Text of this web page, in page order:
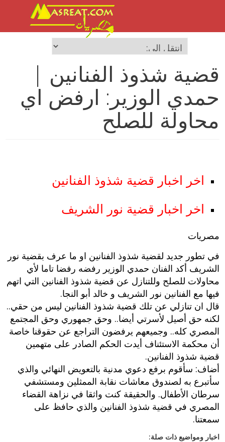
قضية شذوذ الفنانين |
حمدي الوزير: ارفض اي
محاولة للصلح
اخر اخبار قضية شذوذ الفنانين
اخر اخبار قضية نور الشريف
مصريات
في تطور جديد لقضية شذوذ الفنانين او ما عرف بقضية نور
الشريف أكد الفنان حمدي الوزير رفضه رفضا تاما لأي
محاولات للصلح وللتنازل عن قضية شذوذ الفنانين التي اتهم
فيها مع الفنانين نور الشريف و خالد أبو النجا.
قال ان تنازلي عن تلك قضية شذوذ الفنانين ليس من حقي..
لكنه حق أصيل لأسرتي أيضا.. وحق جمهوري وحق المجتمع
المصري كله.. وجميعهم يرفضون التراجع عن حقوقنا خاصة
أن محكمة الاستئناف أيدت الحكم الصادر على متهمين
قضية شذوذ الفنانين.
أضاف: سأقوم برفع دعوي مدنية بالتعويض النهائي والذي
سأتبرع به لصندوق معاشات نقابة الممثلين ومستشفي
سرطان الأطفال. والحقيقة كنت واثقا في نزاهة القضاء
المصري في قضية شذوذ الفنانين والذي حافظ على
سمعتنا.
اخبار ومواضيع ذات صلة: